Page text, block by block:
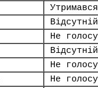
Утримався
Відсутній
Не
Відсутній
Не
Не